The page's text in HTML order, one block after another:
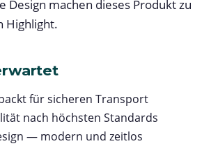
Design machen dieses Produkt zu
Highlight.
für sicheren Transport
nach höchsten Standards
— modern und zeitlos